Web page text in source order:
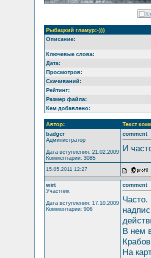
Рыбацкий гламур:-)))
Описание:
Ключевые слова:
Дата:
Просмотров:
Скачиваний:
Рейтинг:
Размер файла:
Кем добавлено:
Автор:
Текст
badger
Администратор
Дата вступления: 21.02.2009
Комментарии: 3085
comment
И
15.05.2011 12:27
wirt
Участник
Дата вступления: 17.10.2009
Комментарии: 906
comment
Часто.
В нем
На